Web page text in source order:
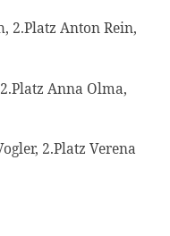
2.Platz Anton Rein,
Anna Olma,
2.Platz Verena